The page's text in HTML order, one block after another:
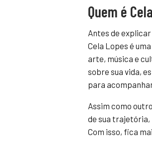
Quem é
Antes de explicar
Cela Lopes é
arte, música e
sobre sua vida,
para
Assim como
de sua trajetória,
Com isso, fica